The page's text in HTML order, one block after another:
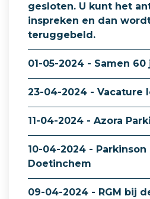
gesloten. U kunt het
inspreken en dan
teruggebeld.
01-05-2024 - Samen
23-04-2024 - Vacature
11-04-2024 - Azora
10-04-2024 - Parkinson
Doetinchem
09-04-2024 - RGM bij